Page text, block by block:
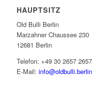
HAUPTSITZ
Old Bulli Berlin
Marzahner Chaussee 230
12681 Berlin
Telefon: +49 30 2657 2657
E-Mail: info@oldbulli.berlin